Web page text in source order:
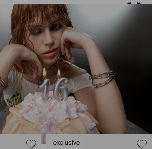
только на шею, но и на тело). В
лаконичные украшения, но всегда с
колье с пирсингом, шипованные
Украшения OMUT носят стилисты,
и лидеры мнений: Алексей
Валя Карнавал и многие другие.
Drop бренд выпустил коллекцию
(Придержи своих коней),
для контроля лошадей: не через
давления.
ещё
exclusive